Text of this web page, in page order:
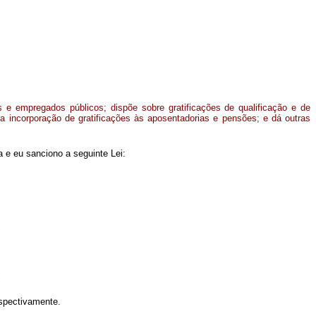
e empregados públicos; dispõe sobre gratificações de qualificação e de
incorporação de gratificações às aposentadorias e pensões; e dá outras
e eu sanciono a seguinte Lei: